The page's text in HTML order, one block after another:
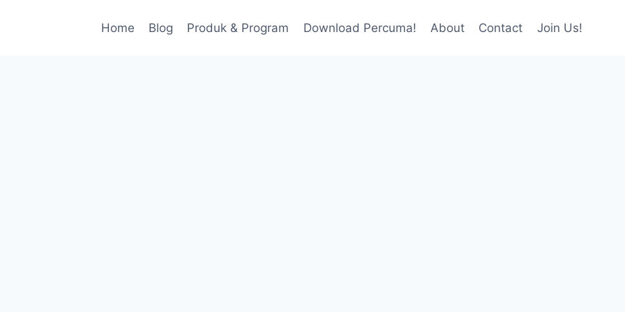
Home Blog Produk & Program Download Percuma! About Contact Join Us!